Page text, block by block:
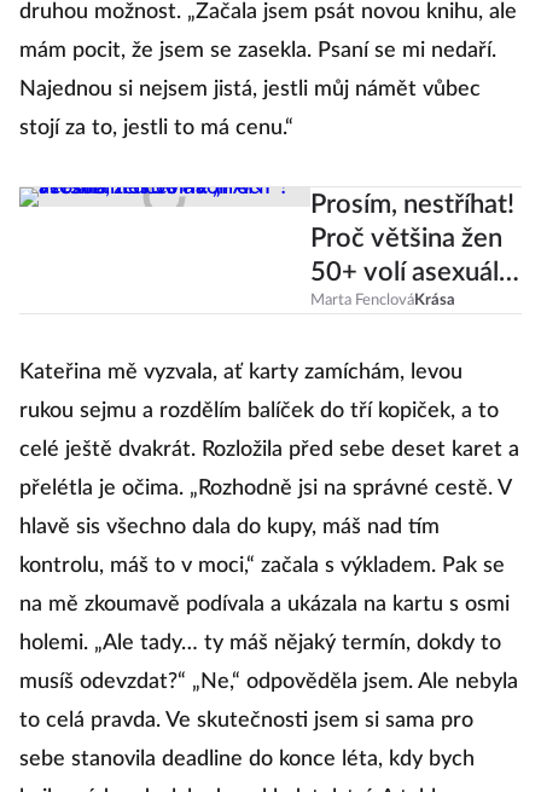
druhou možnost. „Začala jsem psát novou knihu, ale
mám pocit, že jsem se zasekla. Psaní se mi nedaří.
Najednou si nejsem jistá, jestli můj námět vůbec
stojí za to, jestli to má cenu.“
Prosím, nestříhat!
Proč většina žen
50+ volí asexuální
účes na „PANI“?
Marta FenclováKrása
Kateřina mě vyzvala, ať karty zamíchám, levou
rukou sejmu a rozdělím balíček do tří kopiček, a to
celé ještě dvakrát. Rozložila před sebe deset karet a
přelétla je očima. „Rozhodně jsi na správné cestě. V
hlavě sis všechno dala do kupy, máš nad tím
kontrolu, máš to v moci,“ začala s výkladem. Pak se
na mě zkoumavě podívala a ukázala na kartu s osmi
holemi. „Ale tady… ty máš nějaký termín, dokdy to
musíš odevzdat?“ „Ne,“ odpověděla jsem. Ale nebyla
to celá pravda. Ve skutečnosti jsem si sama pro
sebe stanovila deadline do konce léta, kdy bych